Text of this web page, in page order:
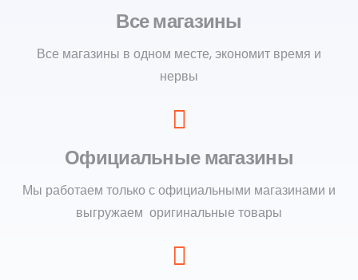
Все магазины
Все магазины в одном месте, экономит время и
нервы
Официальные магазины
Мы работаем только с официальными магазинами и
выгружаем оригинальные товары